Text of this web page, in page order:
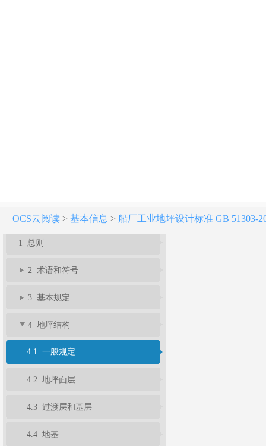
OCS云阅读> 基本信息 > 船厂工业地坪设计标准 GB 51303-
条文说明
1 总则
2 术语和符号
3 基本规定
4 地坪结构
4.1 一般规定
4.2 地坪面层
4.3 过渡层和基层
4.4 地基